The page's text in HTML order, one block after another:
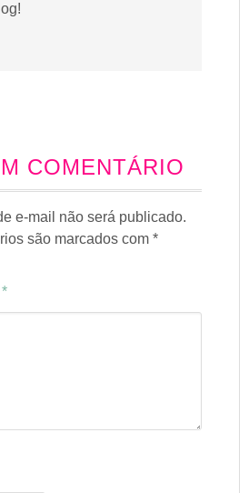
COMENTÁRIO
e-mail não será publicado.
são marcados com*
*